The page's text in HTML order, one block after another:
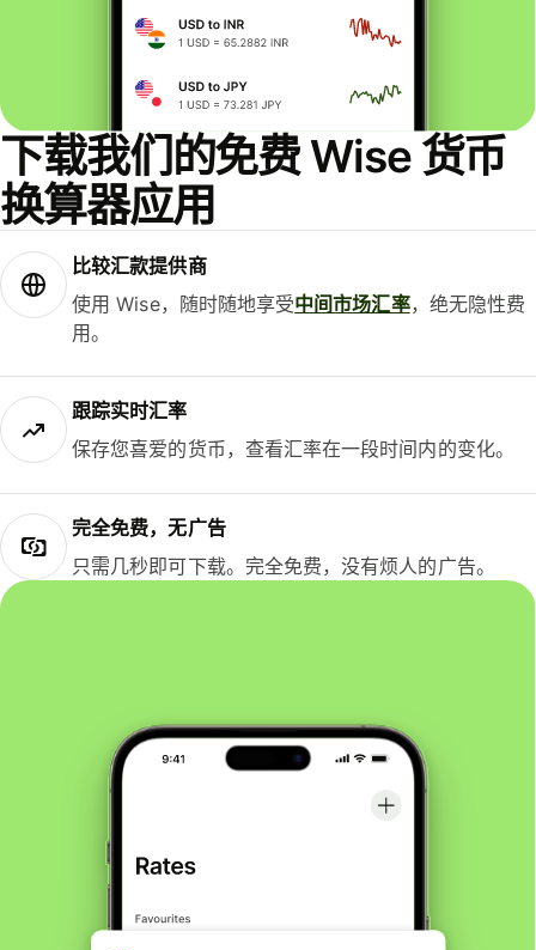
下载我们的免费 Wise 货币
换算器应用
比较汇款提供商
使用 Wise，随时随地享受中间市场汇率，绝无隐性费
用。
跟踪实时汇率
保存您喜爱的货币，查看汇率在一段时间内的变化。
完全免费，无广告
只需几秒即可下载。完全免费，没有烦人的广告。